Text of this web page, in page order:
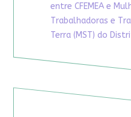
entre CFEMEA e
Trabalhadoras e
Terra (MST) do